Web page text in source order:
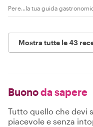
Pere...la tua guida
Mostra tutte le 43
Buonoda sapere
Tutto quello che devi
piacevole e senza